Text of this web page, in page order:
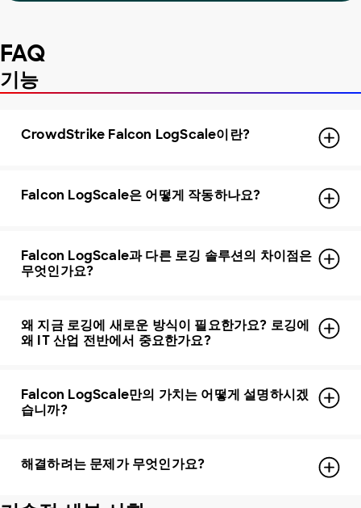
FAQ
기능
CrowdStrike Falcon LogScale이란?
Falcon LogScale은 어떻게 작동하나요?
Falcon LogScale과 다른 로깅 솔루션의 차이점은
무엇인가요?
왜 지금 로깅에 새로운 방식이 필요한가요? 로깅에
왜 IT 산업 전반에서 중요한가요?
Falcon LogScale만의 가치는 어떻게 설명하시겠
습니까?
해결하려는 문제가 무엇인가요?